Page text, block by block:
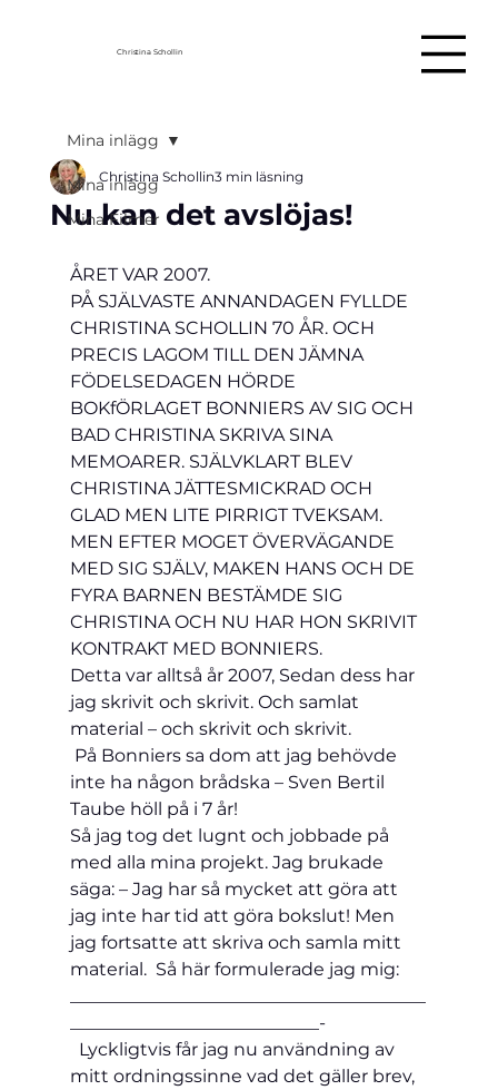
Christina Schollin
Mina inlägg
Mina Filmer
Mina inlägg
Nu kan det avslöjas!
Christina Schollin3 min läsning
ÅRET VAR 2007.
PÅ SJÄLVASTE ANNANDAGEN FYLLDE
CHRISTINA SCHOLLIN 70 ÅR. OCH
PRECIS LAGOM TILL DEN JÄMNA
FÖDELSEDAGEN HÖRDE
BOKfÖRLAGET BONNIERS AV SIG OCH
BAD CHRISTINA SKRIVA SINA
MEMOARER. SJÄLVKLART BLEV
CHRISTINA JÄTTESMICKRAD OCH
GLAD MEN LITE PIRRIGT TVEKSAM.
MEN EFTER MOGET ÖVERVÄGANDE
MED SIG SJÄLV, MAKEN HANS OCH DE
FYRA BARNEN BESTÄMDE SIG
CHRISTINA OCH NU HAR HON SKRIVIT
KONTRAKT MED BONNIERS.
Detta var alltså år 2007, Sedan dess har
jag skrivit och skrivit. Och samlat
material – och skrivit och skrivit.
inte ha någon brådska – Sven Bertil
Taube höll på i 7 år!
Så jag tog det lugnt och jobbade på
med alla mina projekt. Jag brukade
säga: – Jag har så mycket att göra att
jag inte har tid att göra bokslut! Men
jag fortsatte att skriva och samla mitt
material.  Så här formulerade jag mig:
____________________________-
mitt ordningssinne vad det gäller brev,